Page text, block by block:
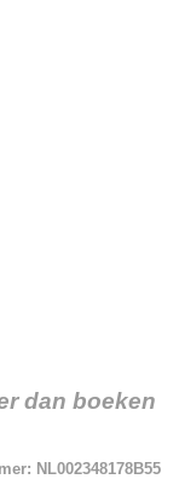
dan boeken
NL002348178B55